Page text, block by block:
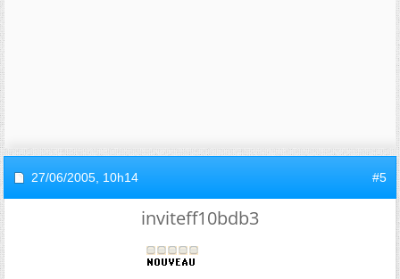
27/06/2005, 10h14 #5
inviteff10bdb3